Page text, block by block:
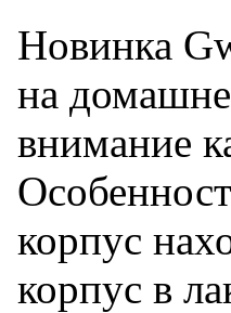
Новинка
на
внимание
корпус
корпус в